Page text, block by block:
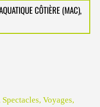
CÔTIÈRE (MAC),
Voyages,